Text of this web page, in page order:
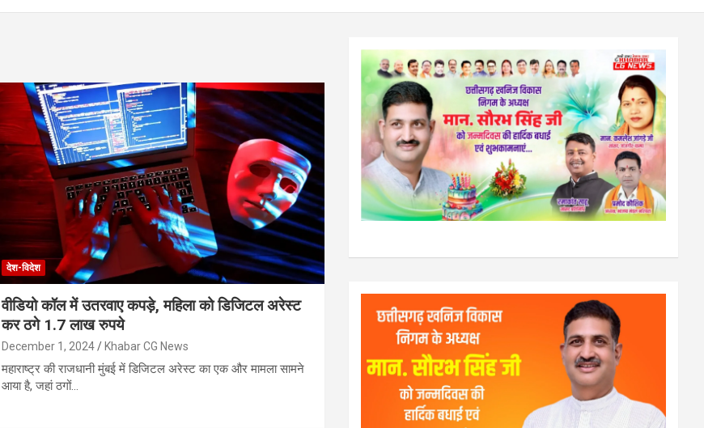
देश-विदेश
वीडियो कॉल में उतरवाए कपड़े, महिला को डिजिटल अरेस्ट
कर ठगे 1.7 लाख रुपये
December 1, 2024 Khabar CG News
महाराष्ट्र की राजधानी मुंबई में डिजिटल अरेस्ट का एक और मामला सामने
आया है, जहां ठगों…